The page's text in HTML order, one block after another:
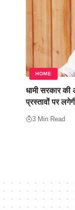
HOME
धामी सरकार
प्रस्तावों पर
3 Min Read